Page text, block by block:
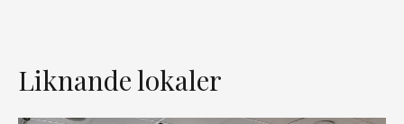
Liknande lokaler